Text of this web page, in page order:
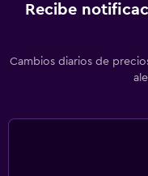
Recibe
Cambios diarios de